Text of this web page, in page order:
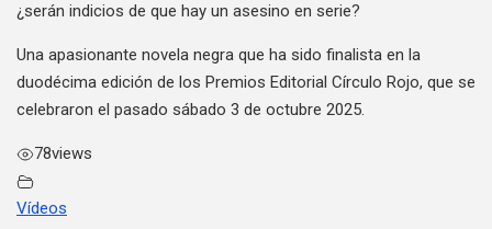
¿serán indicios de que hay un asesino en serie?
Una apasionante novela negra que ha sido finalista en la
duodécima edición de los Premios Editorial Círculo Rojo, que se
celebraron el pasado sábado 3 de octubre 2025.
78views
Vídeos